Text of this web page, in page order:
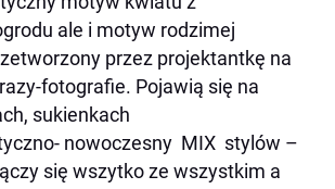
ale i motyw rodzimej
przez projektantkę na
fotografie. Pojawią się na
sukienkach
nowoczesny MIX stylów –
się wszytko ze wszystkim a